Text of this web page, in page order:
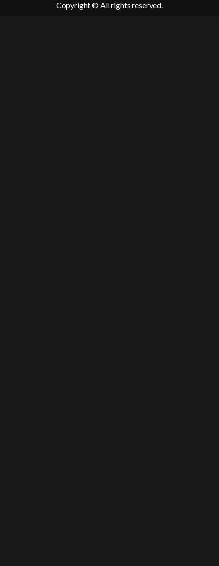
Copyright © All rights reserved.